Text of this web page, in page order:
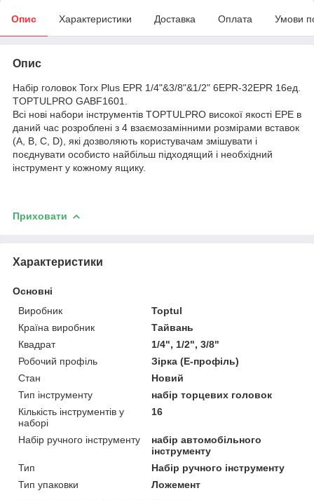
Опис Характеристики Доставка Оплата Умови
Опис
Набір головок Torx Plus EPR 1/4"&3/8"&1/2" 6EPR-32EPR 16ед.
TOPTULPRO GABF1601.
Всі нові набори інструментів TOPTULPRO високої якості EPE в
даний час розроблені з 4 взаємозамінними розмірами вставок
(A, B, C, D), які дозволяють користувачам змішувати і
поєднувати особисто найбільш підходящий і необхідний
інструмент у кожному ящику.
Приховати
Характеристики
Основні
Виробник
Toptul
Країна виробник
Тайвань
Квадрат
1/4", 1/2", 3/8"
Робочий профіль
Зірка (Е-профіль)
Стан
Новий
Тип інструменту
набір торцевих головок
Кількість інструментів у
наборі
16
Набір ручного інструменту
набір автомобільного
інструменту
Тип
Набір ручного інструменту
Тип упаковки
Ложемент